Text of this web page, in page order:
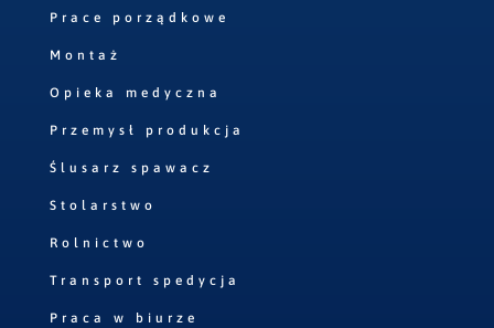
Prace porządkowe
Montaż
Opieka medyczna
Przemysł produkcja
Ślusarz spawacz
Stolarstwo
Rolnictwo
Transport spedycja
Praca w biurze